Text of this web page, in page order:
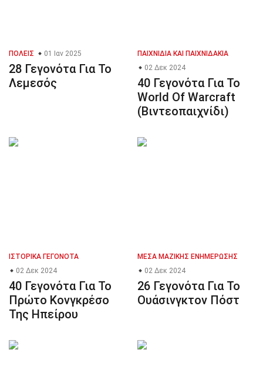
ΠΌΛΕΙΣ 01 Ιαν 2025
28 Γεγονότα Για Το
Λεμεσός
ΠΑΙΧΝΊΔΙΑ ΚΑΙ ΠΑΙΧΝΙΔΆΚΙΑ
02 Δεκ 2024
40 Γεγονότα Για Το
World Of Warcraft
(Βιντεοπαιχνίδι)
ΙΣΤΟΡΙΚΆ ΓΕΓΟΝΌΤΑ
02 Δεκ 2024
40 Γεγονότα Για Το
Πρώτο Κονγκρέσο
Της Ηπείρου
ΜΈΣΑ ΜΑΖΙΚΉΣ ΕΝΗΜΈΡΩΣΗΣ
02 Δεκ 2024
26 Γεγονότα Για Το
Ουάσινγκτον Πόστ